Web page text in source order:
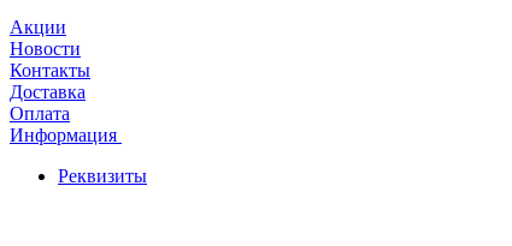
Акции
Новости
Контакты
Доставка
Оплата
Информация
Реквизиты